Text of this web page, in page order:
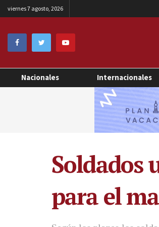
viernes 7 agosto, 2026
Nacionales Internacionales
Soldados
para el